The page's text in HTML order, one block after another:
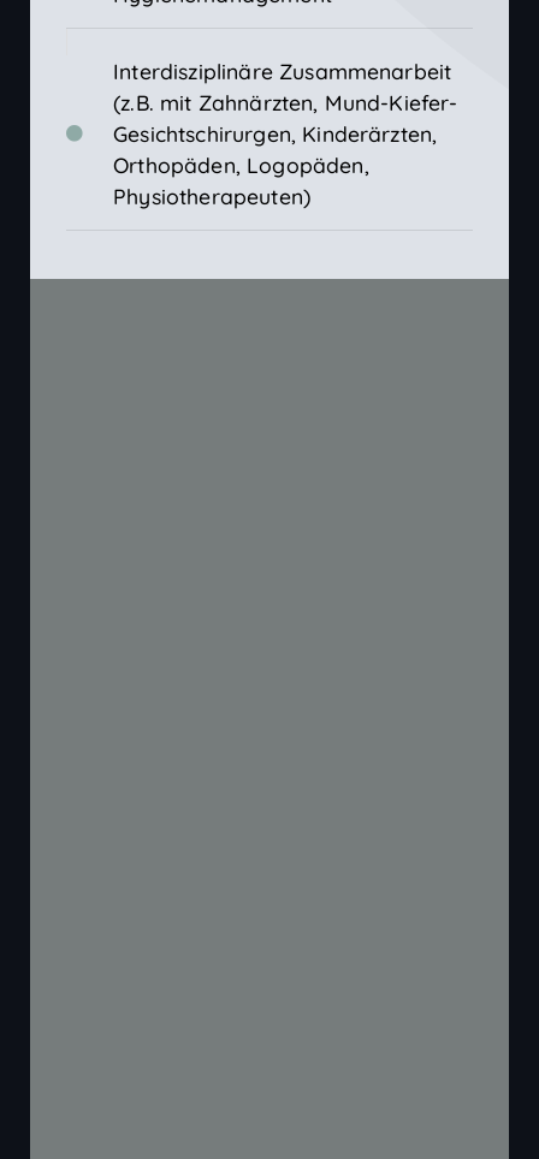
Interdisziplinäre Zusammenarbeit
(z.B. mit Zahnärzten, Mund-Kiefer-
Gesichtschirurgen, Kinderärzten,
Orthopäden, Logopäden,
Physiotherapeuten)